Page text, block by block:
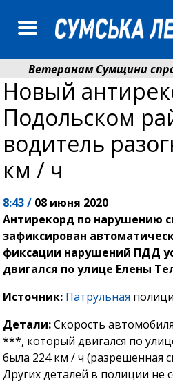
Ветеранам Сумщини
Романько розширює
Новый
Подольском
водитель
км / ч
8:43 / 08 июня 2020
Антирекорд по нарушению
зафиксирован
фиксации нарушений ПДД
двигался по улице Елены
Источник: Патрульная
Детали:Скорость
***, который двигался по
была 224 км / ч (разрешенная
Других деталей в полиции не